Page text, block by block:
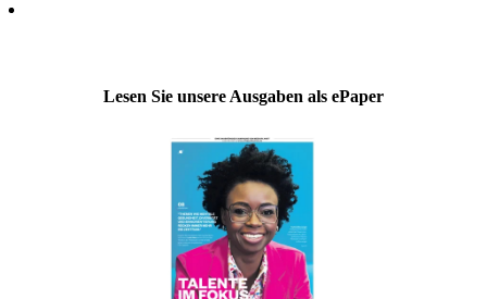
Lesen Sie unsere Ausgaben als ePaper